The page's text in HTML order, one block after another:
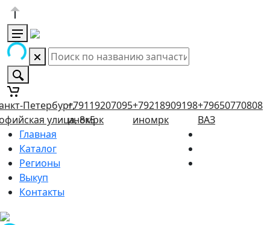
Петербург,
улица, 8к5
+79119207095
иномрк
+79218909198
иномрк
+79650770808
ВАЗ
Главная
Каталог
Регионы
Выкуп
Контакты